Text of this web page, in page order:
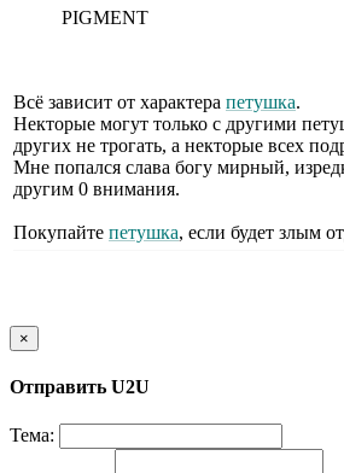
PIGMENT
Всё зависит от характера петушка.
Некторые могут только с другими
других не трогать, а некторые всех
Мне попался слава богу мирный,
другим 0 внимания.
Покупайте петушка, если будет злым
×
Отправить U2U
Тема: